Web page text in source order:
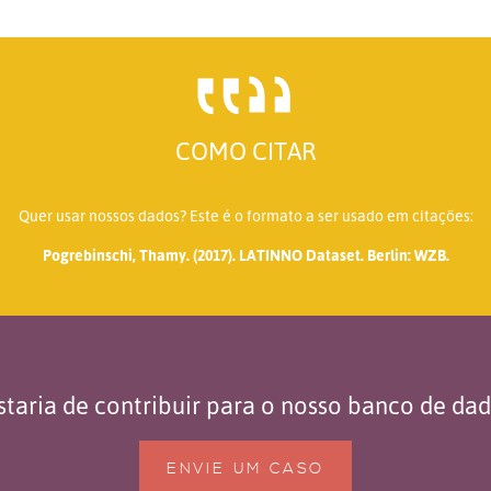
COMO CITAR
Quer usar nossos dados? Este é o formato a ser usado em citações:
Pogrebinschi, Thamy. (2017). LATINNO Dataset. Berlin: WZB.
de contribuir para o nosso banco de
ENVIE UM CASO